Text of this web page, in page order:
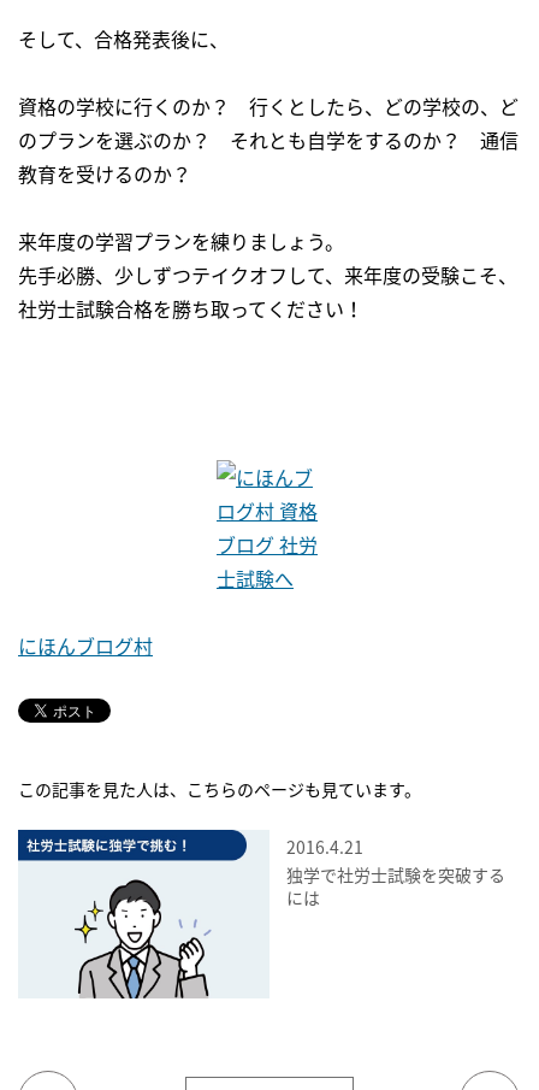
そして、合格発表後に、
資格の学校に行くのか？ 行くとしたら、どの学校の、ど
のプランを選ぶのか？ それとも自学をするのか？ 通信
教育を受けるのか？
来年度の学習プランを練りましょう。
先手必勝、少しずつテイクオフして、来年度の受験こそ、
社労士試験合格を勝ち取ってください！
にほんブログ村
この記事を見た人は、こちらのページも見ています。
2016.4.21
独学で社労士試験を突破する
には